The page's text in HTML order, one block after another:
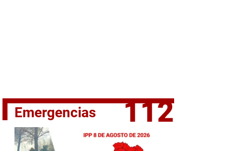
Ciclista CLM LEADER
Emergencias 112